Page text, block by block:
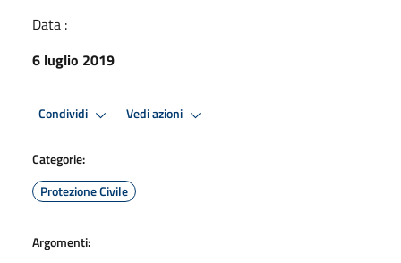
Data :
6 luglio 2019
Condividi Vedi azioni
Categorie:
Protezione Civile
Argomenti: